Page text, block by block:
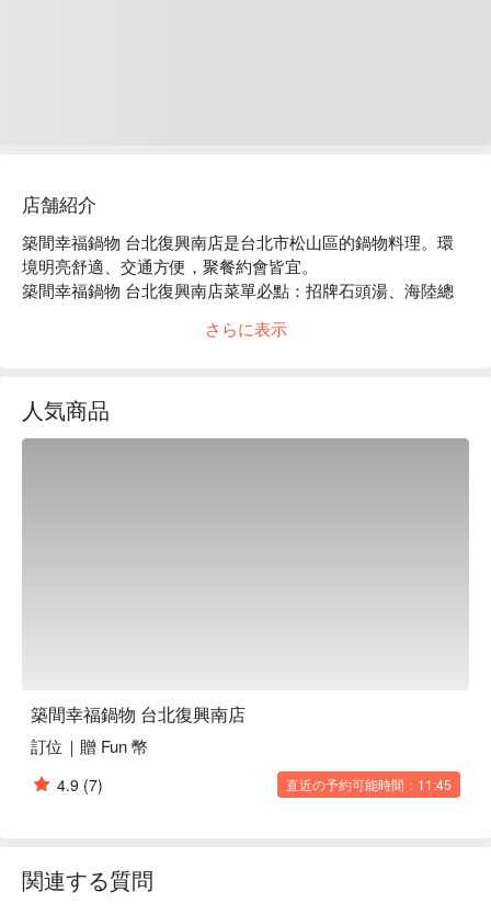
店舗紹介
築間幸福鍋物 台北復興南店是台北市松山區的鍋物料理。環
境明亮舒適、交通方便，聚餐約會皆宜。
築間幸福鍋物 台北復興南店菜單必點：招牌石頭湯、海陸總
築間幸福鍋物 台北復興南店推薦：餐點選擇豐富，價格親
さらに表示
人気商品
築間幸福鍋物 台北復興南店
訂位｜贈 Fun 幣
4.9 (7) 直近の予約可能時間：11:45
関連する質問